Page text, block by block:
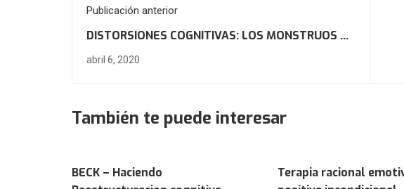
Publicación anterior
DISTORSIONES COGNITIVAS: LOS MONSTRUOS DE
NUESTRA MENTE
abril 6, 2020
También te puede interesar
BECK – Haciendo
Terapia racional